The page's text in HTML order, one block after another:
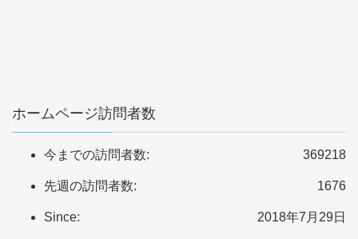
ホームページ訪問者数
369218
今までの訪問者数:
1676
先週の訪問者数:
2018年7月29日
Since: